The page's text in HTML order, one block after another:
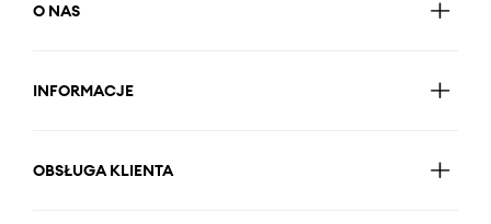
O NAS
INFORMACJE
OBSŁUGA KLIENTA